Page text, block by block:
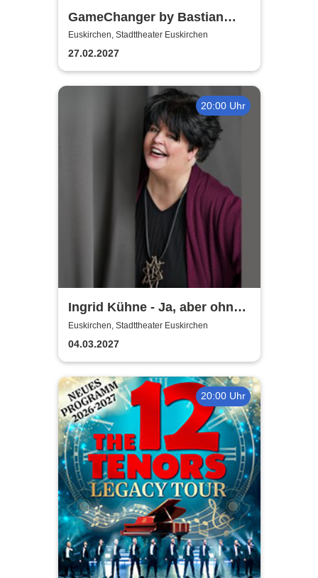
GameChanger by Bastian
Bielendorfer
Euskirchen, Stadttheater Euskirchen
27.02.2027
20:00 Uhr
Ingrid Kühne - Ja, aber ohne
mich!
Euskirchen, Stadttheater Euskirchen
04.03.2027
20:00 Uhr